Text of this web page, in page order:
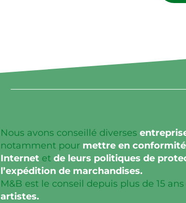
Nous avons conseillé diverses
notamment pour mettre en
Internetet de leurs politiques de
l’expédition de marchandises.
M&B est le conseil depuis plus de 15 ans
artistes.